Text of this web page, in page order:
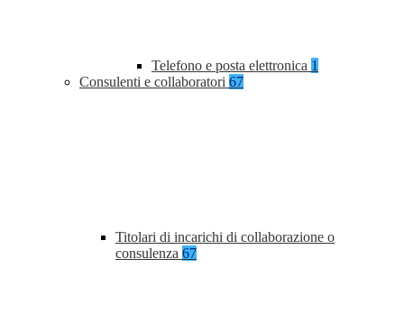
Telefono e posta elettronica 1
Consulenti e collaboratori 67
Titolari di incarichi di collaborazione o
consulenza 67